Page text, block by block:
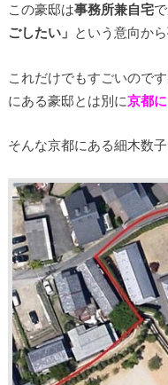
この豪邸は事務所兼自宅
ごしたい」 という意向から
これだけでもすごいので
にある豪邸とは別に京都
そんな京都にある細木数